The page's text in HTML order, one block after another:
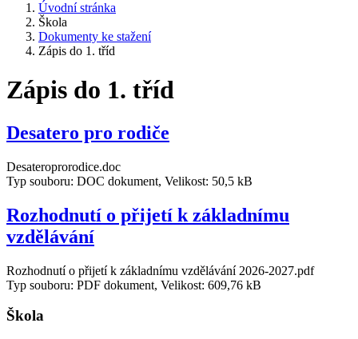
Úvodní stránka
Škola
Dokumenty ke stažení
Zápis do 1. tříd
Zápis do 1. tříd
Desatero pro rodiče
Desateroprorodice.doc
Typ souboru: DOC dokument, Velikost: 50,5 kB
Rozhodnutí o přijetí k základnímu
vzdělávání
Rozhodnutí o přijetí k základnímu vzdělávání 2026-2027.pdf
Typ souboru: PDF dokument, Velikost: 609,76 kB
Škola